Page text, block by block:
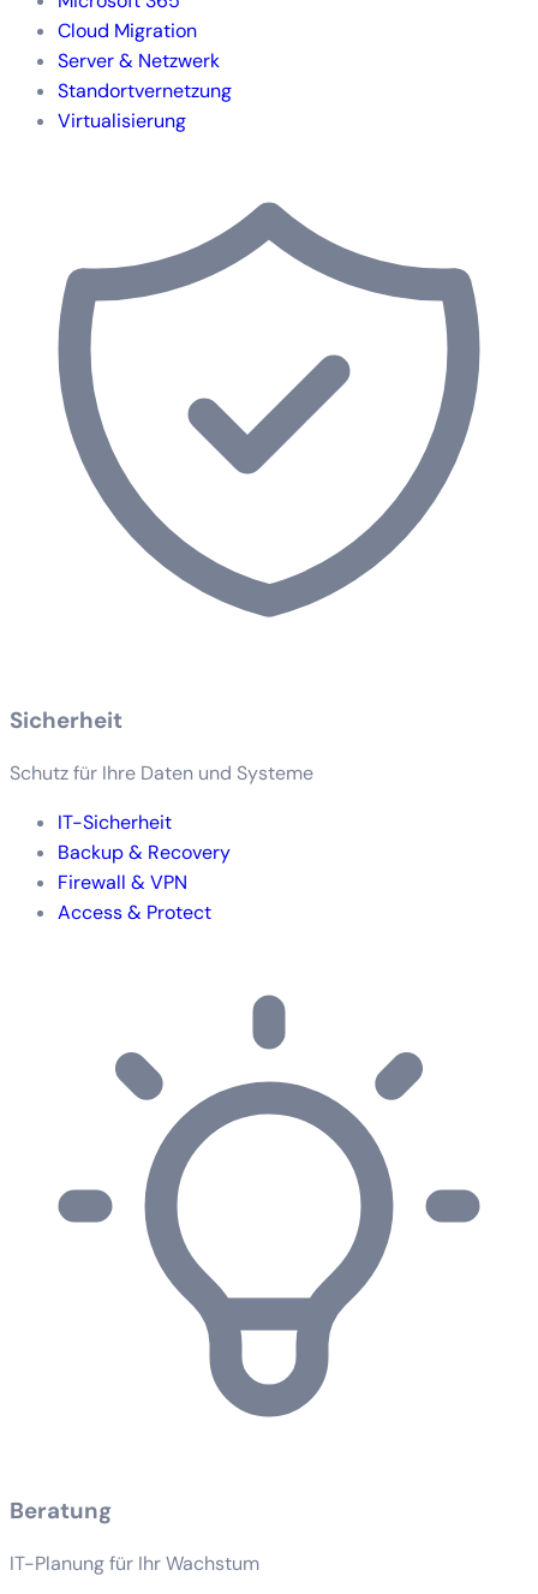
Cloud Migration
Server & Netzwerk
Standortvernetzung
Virtualisierung
Sicherheit
Schutz für Ihre Daten und Systeme
IT-Sicherheit
Backup & Recovery
Firewall & VPN
Access & Protect
Beratung
IT-Planung für Ihr Wachstum